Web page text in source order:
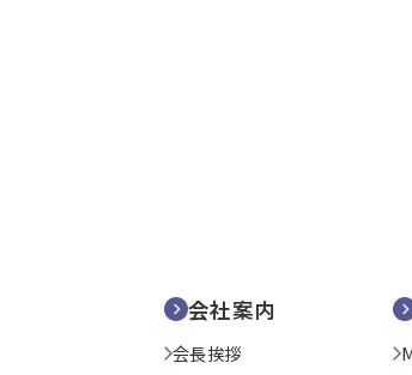
会社案内
会長挨拶